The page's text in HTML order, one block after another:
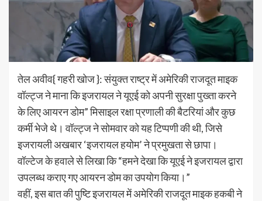
तेल अवीव{ गहरी खोज }: संयुक्त राष्ट्र में अमेरिकी राजदूत माइक
वॉल्ट्ज ने माना कि इजरायल ने यूएई को अपनी सुरक्षा पुख्ता करने
के लिए आयरन डोम” मिसाइल रक्षा प्रणाली की बैटरियां और कुछ
कर्मी भेजे थे। वॉल्ट्ज ने सोमवार को यह टिप्पणी की थी, जिसे
इजरायली अखबार ‘इजरायल हयोम’ ने प्रमुखता से छापा।
वॉल्टेज के हवाले से लिखा कि “हमने देखा कि यूएई ने इजरायल द्वारा
उपलब्ध कराए गए आयरन डोम का उपयोग किया।”
वहीं, इस बात की पुष्टि इजरायल में अमेरिकी राजदूत माइक हकबी ने